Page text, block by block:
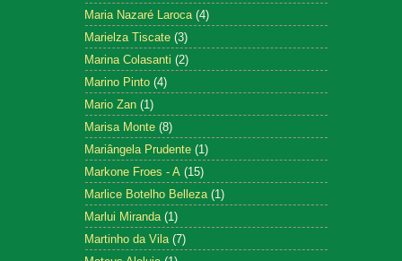
Maria Nazaré Laroca (4)
Marielza Tiscate (3)
Marina Colasanti (2)
Marino Pinto (4)
Mario Zan (1)
Marisa Monte (8)
Mariângela Prudente (1)
Markone Froes - A (15)
Marlice Botelho Belleza (1)
Marlui Miranda (1)
Martinho da Vila (7)